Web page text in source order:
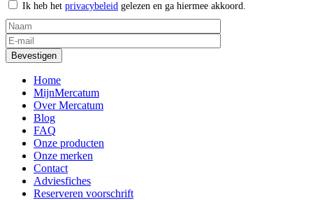
Ik heb het privacybeleid gelezen en ga hiermee akkoord.
Home
MijnMercatum
Over Mercatum
Blog
FAQ
Onze producten
Onze merken
Contact
Adviesfiches
Reserveren voorschrift